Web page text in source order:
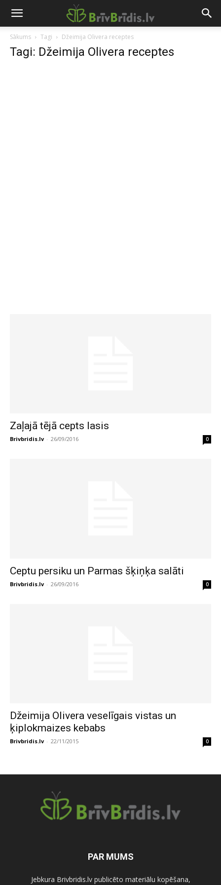
Sākums Tagi Džeimija Olivera receptes
Tagi: Džeimija Olivera receptes
Zaļajā tējā cepts lasis
Brivbridis.lv - 26/09/2016 0
Ceptu persiku un Parmas šķiņķa salāti
Brivbridis.lv - 26/09/2016 0
Džeimija Olivera veselīgais vistas un
ķiplokmaizes kebabs
Brivbridis.lv - 22/11/2015 0
PAR MUMS
Jebkura Brivbridis.lv publicēto materiālu kopēšana,